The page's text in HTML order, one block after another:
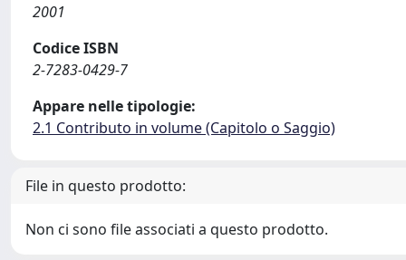
2001
Codice ISBN
2-7283-0429-7
Appare nelle tipologie:
2.1 Contributo in volume (Capitolo o Saggio)
File in questo prodotto:
Non ci sono file associati a questo prodotto.